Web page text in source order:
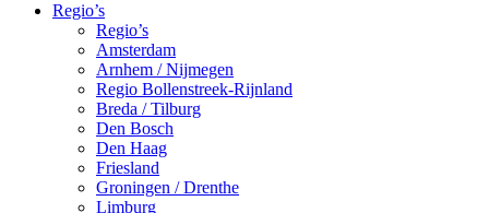
Regio’s
Regio’s
Amsterdam
Arnhem / Nijmegen
Regio Bollenstreek-Rijnland
Breda / Tilburg
Den Bosch
Den Haag
Friesland
Groningen / Drenthe
Limburg